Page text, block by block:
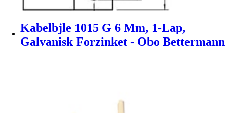
Kabelbjle 1015 G 6 Mm, 1-Lap,
Galvanisk Forzinket - Obo Bettermann